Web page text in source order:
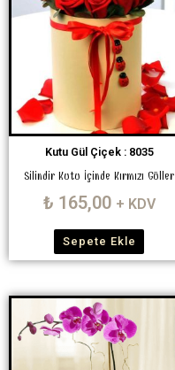
Kutu Gül Çiçek : 8035
Silindir Kutu İçinde Kırmızı Güller
₺ 165,00 + KDV
Sepete Ekle